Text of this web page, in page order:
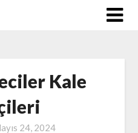
Kale
24, 2024